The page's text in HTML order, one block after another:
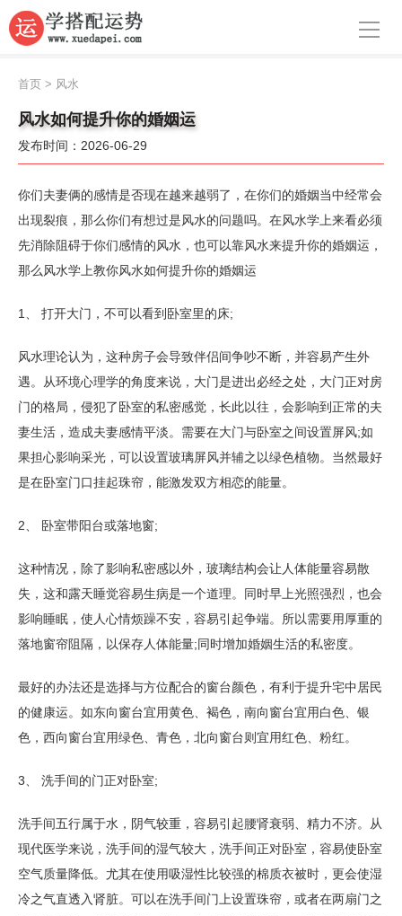
导航
周公解梦
生肖运势
八字算命
风水
名字
星座
首页 > 风水
风水如何提升你的婚姻运
发布时间：2026-06-29
你们夫妻俩的感情是否现在越来越弱了，在你们的婚姻当中经常会
出现裂痕，那么你们有想过是风水的问题吗。在风水学上来看必须
先消除阻碍于你们感情的风水，也可以靠风水来提升你的婚姻运，
那么风水学上教你风水如何提升你的婚姻运
1、 打开大门，不可以看到卧室里的床;
风水理论认为，这种房子会导致伴侣间争吵不断，并容易产生外
遇。从环境心理学的角度来说，大门是进出必经之处，大门正对房
门的格局，侵犯了卧室的私密感觉，长此以往，会影响到正常的夫
妻生活，造成夫妻感情平淡。需要在大门与卧室之间设置屏风;如
果担心影响采光，可以设置玻璃屏风并辅之以绿色植物。当然最好
是在卧室门口挂起珠帘，能激发双方相恋的能量。
2、 卧室带阳台或落地窗;
这种情况，除了影响私密感以外，玻璃结构会让人体能量容易散
失，这和露天睡觉容易生病是一个道理。同时早上光照强烈，也会
影响睡眠，使人心情烦躁不安，容易引起争端。所以需要用厚重的
落地窗帘阻隔，以保存人体能量;同时增加婚姻生活的私密度。
最好的办法还是选择与方位配合的窗台颜色，有利于提升宅中居民
的健康运。如东向窗台宜用黄色、褐色，南向窗台宜用白色、银
色，西向窗台宜用绿色、青色，北向窗台则宜用红色、粉红。
3、 洗手间的门正对卧室;
洗手间五行属于水，阴气较重，容易引起腰肾衰弱、精力不济。从
现代医学来说，洗手间的湿气较大，洗手间正对卧室，容易使卧室
空气质量降低。尤其在使用吸湿性比较强的棉质衣被时，更会使湿
冷之气直透入肾脏。可以在洗手间门上设置珠帘，或者在两扇门之